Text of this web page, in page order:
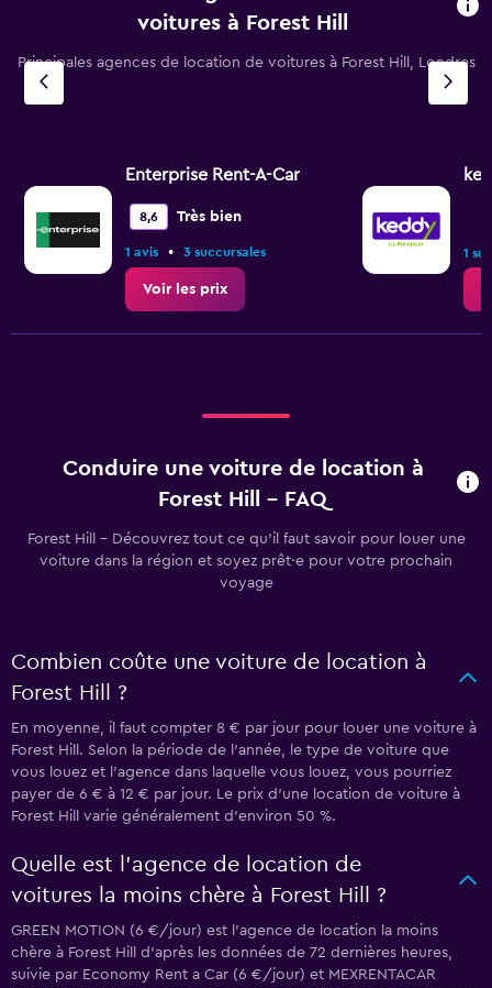
voitures à Forest Hill
Principales agences de location de voitures à Forest Hill, Londres
Enterprise Rent-A-Car
8,6 Très bien
1 avis • 3 succursales
Voir les prix
1
Conduire une voiture de location à
Forest Hill - FAQ
Forest Hill - Découvrez tout ce qu’il faut savoir pour louer une
voiture dans la région et soyez prêt·e pour votre prochain
voyage
Combien coûte une voiture de location à
Forest Hill ?
En moyenne, il faut compter 8 € par jour pour louer une voiture à
Forest Hill. Selon la période de l'année, le type de voiture que
vous louez et l'agence dans laquelle vous louez, vous pourriez
payer de 6 € à 12 € par jour. Le prix d'une location de voiture à
Forest Hill varie généralement d'environ 50 %.
Quelle est l’agence de location de
voitures la moins chère à Forest Hill ?
GREEN MOTION (6 €/jour) est l’agence de location la moins
chère à Forest Hill d’après les données de 72 dernières heures,
suivie par Economy Rent a Car (6 €/jour) et MEXRENTACAR